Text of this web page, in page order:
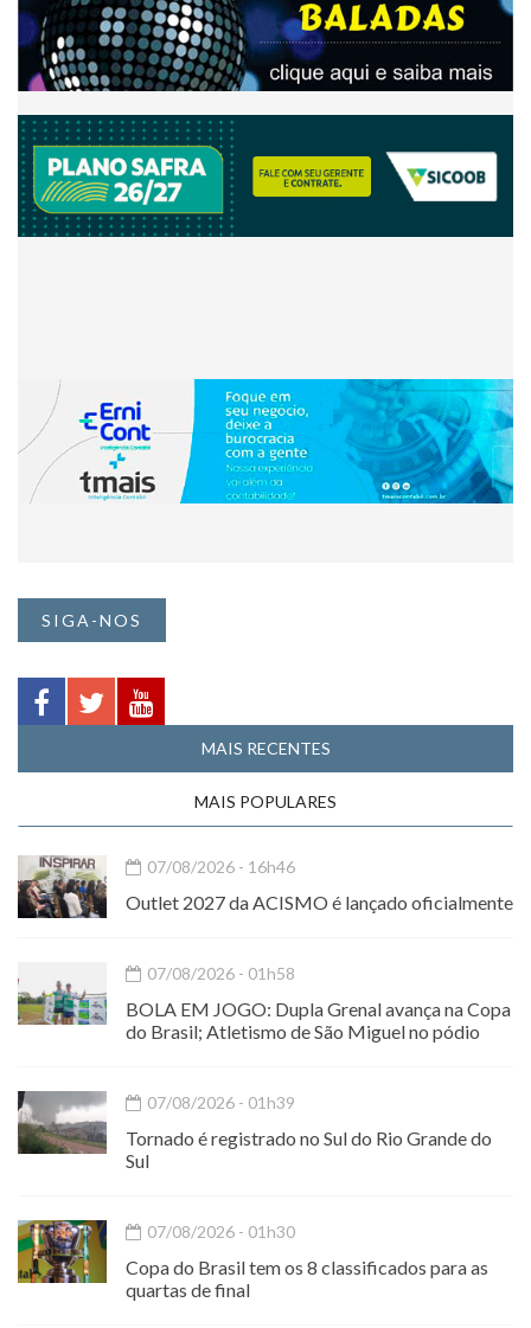
SIGA-NOS
MAIS RECENTES
MAIS POPULARES
07/08/2026 - 16h46
Outlet 2027 da ACISMO é lançado oficialmente
07/08/2026 - 01h58
BOLA EM JOGO: Dupla Grenal avança na Copa
do Brasil; Atletismo de São Miguel no pódio
07/08/2026 - 01h39
Tornado é registrado no Sul do Rio Grande do
Sul
07/08/2026 - 01h30
Copa do Brasil tem os 8 classificados para as
quartas de final